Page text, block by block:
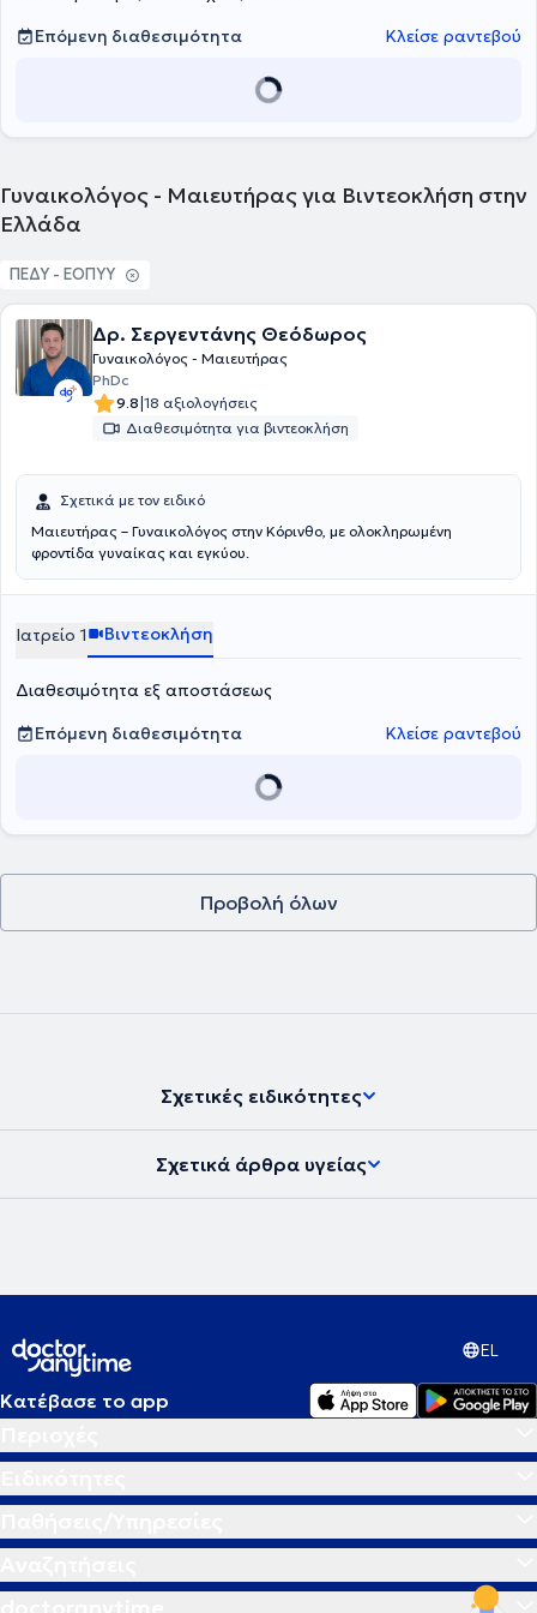
Επόμενη διαθεσιμότητα
Κλείσε ραντεβού
Γυναικολόγος - Μαιευτήρας για Βιντεοκλήση στην
Ελλάδα
ΠΕΔΥ - ΕΟΠΥΥ
Δρ. Σεργεντάνης Θεόδωρος
Γυναικολόγος - Μαιευτήρας
PhDc
9.8|18 αξιολογήσεις
Διαθεσιμότητα για βιντεοκλήση
Σχετικά με τον ειδικό
Μαιευτήρας – Γυναικολόγος στην Κόρινθο, με ολοκληρωμένη
φροντίδα γυναίκας και εγκύου.
Ιατρείο 1 Βιντεοκλήση
Διαθεσιμότητα εξ αποστάσεως
Επόμενη διαθεσιμότητα
Κλείσε ραντεβού
Προβολή όλων
Σχετικές ειδικότητες
Σχετικά άρθρα υγείας
EL
Κατέβασε το app